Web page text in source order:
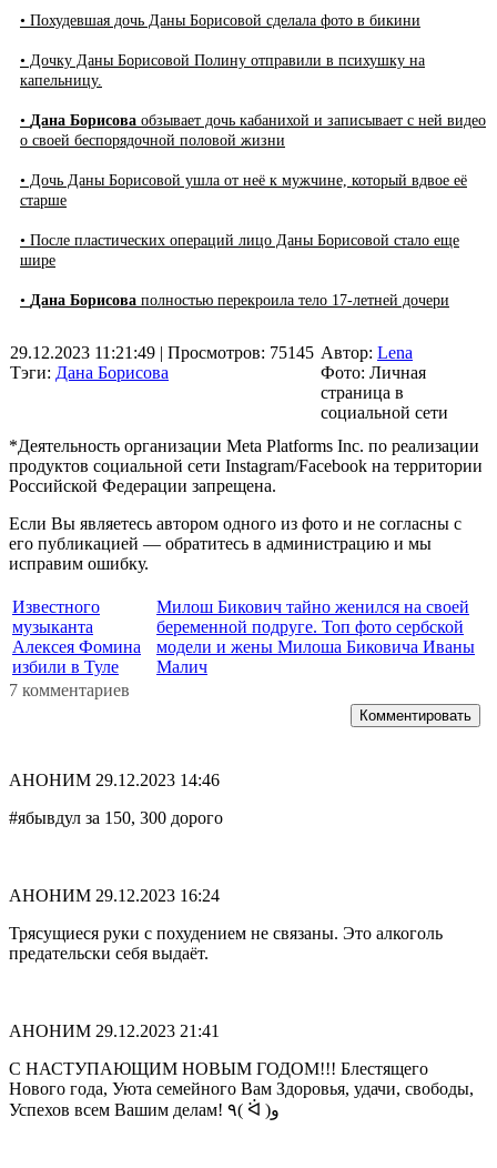
• Похудевшая дочь Даны Борисовой сделала фото в бикини
• Дочку Даны Борисовой Полину отправили в психушку на
капельницу.
• Дана Борисова обзывает дочь кабанихой и записывает с ней видео
о своей беспорядочной половой жизни
• Дочь Даны Борисовой ушла от неё к мужчине, который вдвое её
старше
• После пластических операций лицо Даны Борисовой стало еще
шире
• Дана Борисова полностью перекроила тело 17-летней дочери
29.12.2023 11:21:49 | Просмотров: 75145
Тэги: Дана Борисова
Автор: Lena
Фото: Личная
страница в
социальной сети
*Деятельность организации Meta Platforms Inc. по реализации
продуктов социальной сети Instagram/Facebook на территории
Российской Федерации запрещена.
Если Вы являетесь автором одного из фото и не согласны с
его публикацией — обратитесь в администрацию и мы
исправим ошибку.
Известного
музыканта
Алексея Фомина
избили в Туле
Милош Бикович тайно женился на своей
беременной подруге. Топ фото сербской
модели и жены Милоша Биковича Иваны
Малич
7 комментариев
Комментировать
АНОНИМ 29.12.2023 14:46
#ябывдул за 150, 300 дорого
АНОНИМ 29.12.2023 16:24
Трясущиеся руки с похудением не связаны. Это алкоголь
предательски себя выдаёт.
АНОНИМ 29.12.2023 21:41
С НАСТУПАЮЩИМ НОВЫМ ГОДОМ!!! Блестящего
Нового года, Уюта семейного Вам Здоровья, удачи, свободы,
Успехов всем Вашим делам! ٩( ᐛ )و